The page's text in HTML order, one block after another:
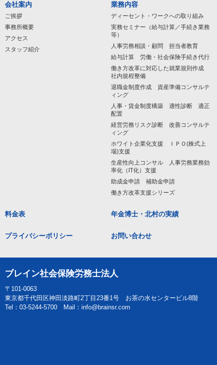
会社案内
ご挨拶
事務所概要
アクセス
スタッフ紹介
業務内容
ディーセント・ワークへの取り組み
実務セミナー（給与計算／手続き業務
等）
人事労務相談・顧問 担当者教育
給与計算 労働・社会保険手続き代行
働き方改革に対応した就業規則作成
社内規程整備
退職金制度作成 資産準備コンサルテ
ィング
人事・賃金制度構築 適性診断 適正
配置
経営労務リスク診断 改善コンサルテ
ィング
ホワイト企業化支援 ＩＰＯ(株式上
場)支援
生産性向上コンサル 人事労務業務効
率化（IT化）支援
助成金申請 補助金申請
働き方改革支援シリーズ
料金表 年金博士・北村の実績
プライバシーポリシー お問い合わせ
ブレイン社会保険労務士法人
〒101-0063
東京都千代田区神田淡路町2丁目23番1号 お茶の水センタービル8階
Tel：03-5244-5700 Mail：info@brainsr.com